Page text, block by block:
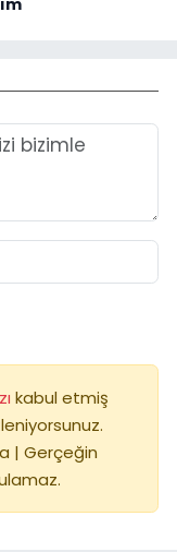
kabul etmiş
| Gerçeğin